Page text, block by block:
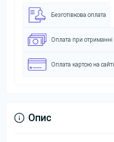
Безготівкова оплата
Оплата при отриманні
Оплата картою на сайті
Опис